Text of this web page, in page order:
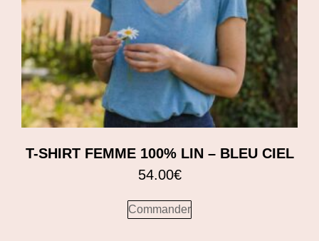
T-SHIRT FEMME 100% LIN – BLEU CIEL
54.00€
Commander